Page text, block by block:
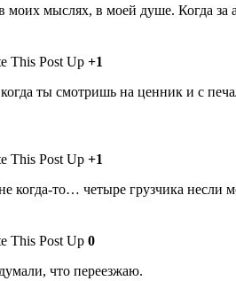
мыслях, в моей душе. Когда за
+1
ты смотришь на ценник и с
+1
когда-то… четыре грузчика несли
0
что переезжаю.